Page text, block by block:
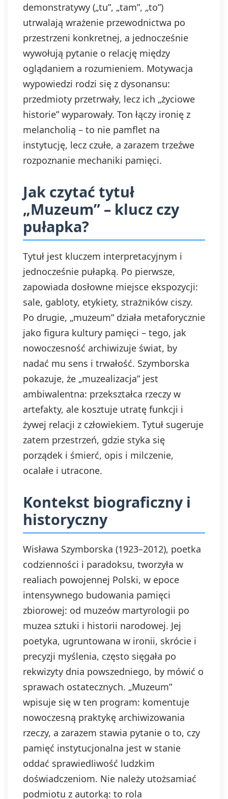
demonstratywy („tu”, „tam”, „to”)
utrwalają wrażenie przewodnictwa po
przestrzeni konkretnej, a jednocześnie
wywołują pytanie o relację między
oglądaniem a rozumieniem. Motywacja
wypowiedzi rodzi się z dysonansu:
przedmioty przetrwały, lecz ich „życiowe
historie” wyparowały. Ton łączy ironię z
melancholią – to nie pamflet na
instytucję, lecz czułe, a zarazem trzeźwe
rozpoznanie mechaniki pamięci.
Jak czytać tytuł
„Muzeum” – klucz czy
pułapka?
Tytuł jest kluczem interpretacyjnym i
jednocześnie pułapką. Po pierwsze,
zapowiada dosłowne miejsce ekspozycji:
sale, gabloty, etykiety, strażników ciszy.
Po drugie, „muzeum” działa metaforycznie
jako figura kultury pamięci – tego, jak
nowoczesność archiwizuje świat, by
nadać mu sens i trwałość. Szymborska
pokazuje, że „muzealizacja” jest
ambiwalentna: przekształca rzeczy w
artefakty, ale kosztuje utratę funkcji i
żywej relacji z człowiekiem. Tytuł sugeruje
zatem przestrzeń, gdzie styka się
porządek i śmierć, opis i milczenie,
ocalałe i utracone.
Kontekst biograficzny i
historyczny
Wisława Szymborska (1923–2012), poetka
codzienności i paradoksu, tworzyła w
realiach powojennej Polski, w epoce
intensywnego budowania pamięci
zbiorowej: od muzeów martyrologii po
muzea sztuki i historii narodowej. Jej
poetyka, ugruntowana w ironii, skrócie i
precyzji myślenia, często sięgała po
rekwizyty dnia powszedniego, by mówić o
sprawach ostatecznych. „Muzeum”
wpisuje się w ten program: komentuje
nowoczesną praktykę archiwizowania
rzeczy, a zarazem stawia pytanie o to, czy
pamięć instytucjonalna jest w stanie
oddać sprawiedliwość ludzkim
doświadczeniom. Nie należy utożsamiać
podmiotu z autorką: to rola